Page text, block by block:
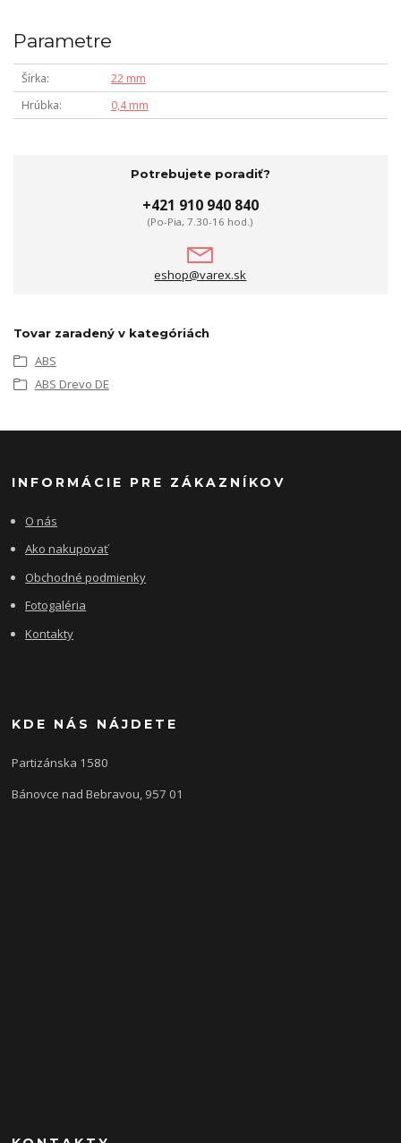
Parametre
Šírka
22 mm
Hrúbka
0,4 mm
Potrebujete poradiť?
+421 910 940 840
(Po-Pia, 7.30-16 hod.)
eshop@varex.sk
Tovar zaradený v kategóriách
ABS
ABS Drevo DE
INFORMÁCIE PRE ZÁKAZNÍKOV
O nás
Ako nakupovať
Obchodné podmienky
Fotogaléria
Kontakty
KDE NÁS NÁJDETE
Partizánska 1580
Bánovce nad Bebravou, 957 01